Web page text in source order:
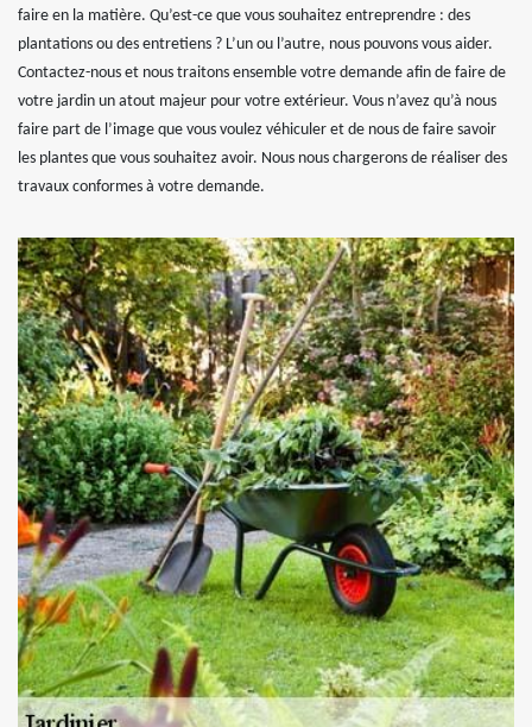
faire en la matière. Qu’est-ce que vous souhaitez entreprendre : des
plantations ou des entretiens ? L’un ou l’autre, nous pouvons vous aider.
Contactez-nous et nous traitons ensemble votre demande afin de faire de
votre jardin un atout majeur pour votre extérieur. Vous n’avez qu’à nous
faire part de l’image que vous voulez véhiculer et de nous de faire savoir
les plantes que vous souhaitez avoir. Nous nous chargerons de réaliser des
travaux conformes à votre demande.